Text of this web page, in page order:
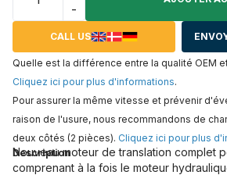
-
CALL US
Quelle est la différence entre la qualité OEM
Cliquez ici pour plus d'informations.
Pour assurer la même vitesse et prévenir
raison de l'usure, nous recommandons de
deux côtés (2 pièces). Cliquez ici pour plus
Description
Nouveau moteur de translation complet
comprenant à la fois le moteur